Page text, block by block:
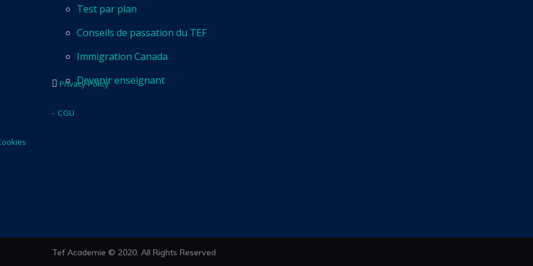
Test par plan
Conseils de passation du TEF
Immigration Canada
Devenir enseignant
Privacy-Policy
- CGU
Tef Academie © 2020. All Rights Reserved